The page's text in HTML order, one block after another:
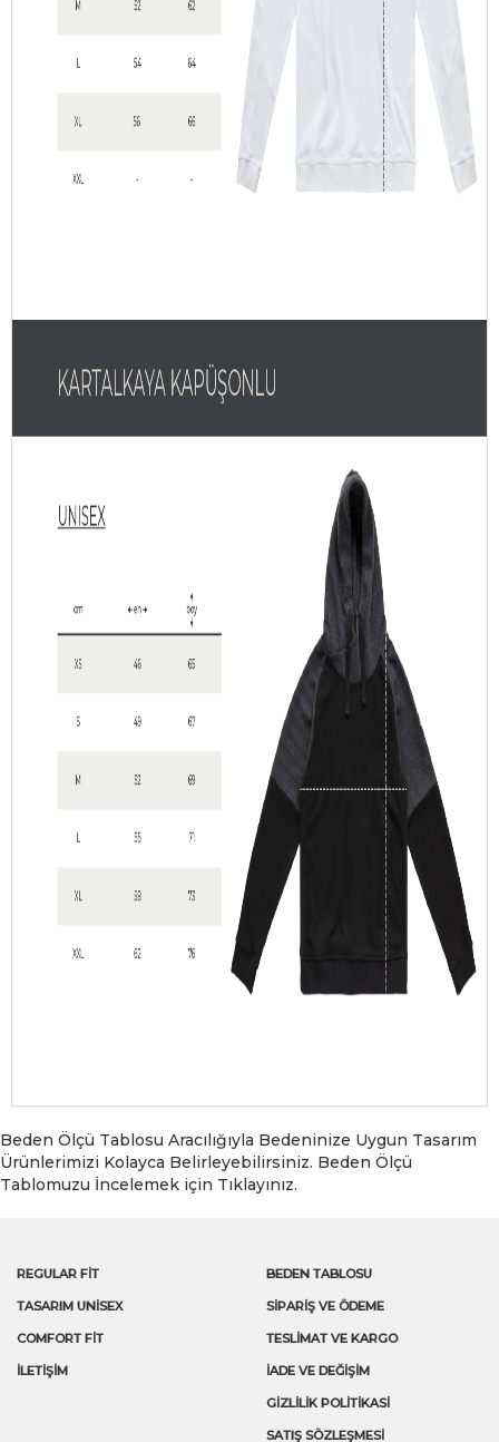
Beden Ölçü Tablosu Aracılığıyla Bedeninize Uygun Tasarım
Ürünlerimizi Kolayca Belirleyebilirsiniz. Beden Ölçü
Tablomuzu İncelemek için Tıklayınız.
REGULAR FİT
TASARIM UNİSEX
COMFORT FİT
İLETIŞIM
BEDEN TABLOSU
SIPARIŞ VE ÖDEME
TESLIMAT VE KARGO
İADE VE DEĞIŞIM
GIZLILIK POLITIKASI
SATIŞ SÖZLEŞMESİ